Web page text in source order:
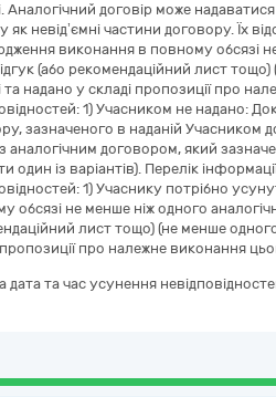
Аналогічний договір може
як невід’ємні частини договору. Їх
виконання в повному обсязі
(або рекомендаційний лист
та надано у складі пропозиції про
1) Учасником не надано:
зазначеного в наданій Учасником
з аналогічним договором, який
один із варіантів). Перелік
1) Учаснику потрібно
обсязі не менше ніж одного
лист тощо) (не менше
про належне виконання
дата та час усунення